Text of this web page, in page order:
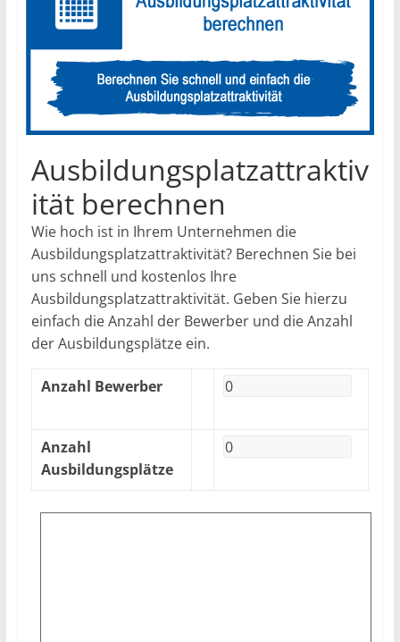
Ausbildungsplatzattraktiv
ität berechnen
Wie hoch ist in Ihrem Unternehmen die
Ausbildungsplatzattraktivität? Berechnen Sie bei
uns schnell und kostenlos Ihre
Ausbildungsplatzattraktivität. Geben Sie hierzu
einfach die Anzahl der Bewerber und die Anzahl
der Ausbildungsplätze ein.
Anzahl Bewerber
Anzahl
Ausbildungsplätze